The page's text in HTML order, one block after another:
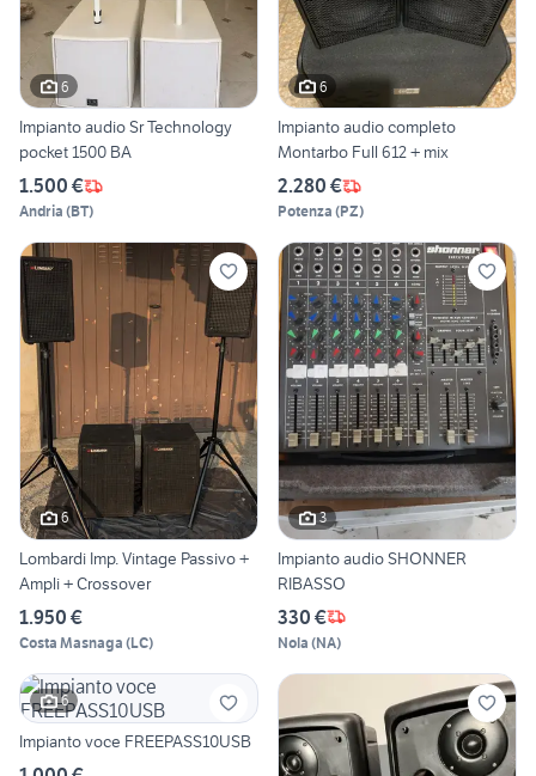
6
Impianto audio Sr Technology
pocket 1500 BA
1.500 €
Andria (BT)
6
Impianto audio completo
Montarbo Full 612 + mix
2.280 €
Potenza (PZ)
6
Lombardi Imp. Vintage Passivo +
Ampli + Crossover
1.950 €
Costa Masnaga (LC)
3
Impianto audio SHONNER
RIBASSO
330 €
Nola (NA)
6
Impianto voce FREEPASS10USB